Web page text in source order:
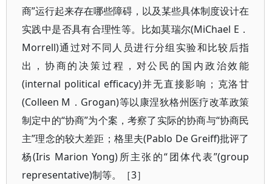
商”运行起来存在哪些障碍，以及某些具体制度设计在
实践中是否具有合理性等。比如莫瑞尔(MiChael E．
Morrell)通过对不同人员进行分组实验和比较后指
出，协商的决策过程，对公民的国内政治效能
(internal political efficacy)并无直接影响；克洛甘
(Colleen M．Grogan)等以康涅狄格州医疗改革政策
制定中的“协商”为个案，考察了实际的协商与“协商民
主”理念的较大差距；格里夫(Pablo De Greiff)批评了
杨(Iris Marion Yong)所主张的“团体代表”(group
representative)制等。［3］